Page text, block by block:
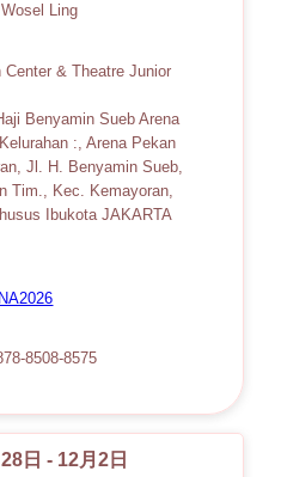
Ling
& Theatre Junior
Benyamin Sueb Arena
:, Arena Pekan
Jl. H. Benyamin Sueb,
Tim., Kec. Kemayoran,
Ibukota JAKARTA
8508-8575
日 - 12月2日